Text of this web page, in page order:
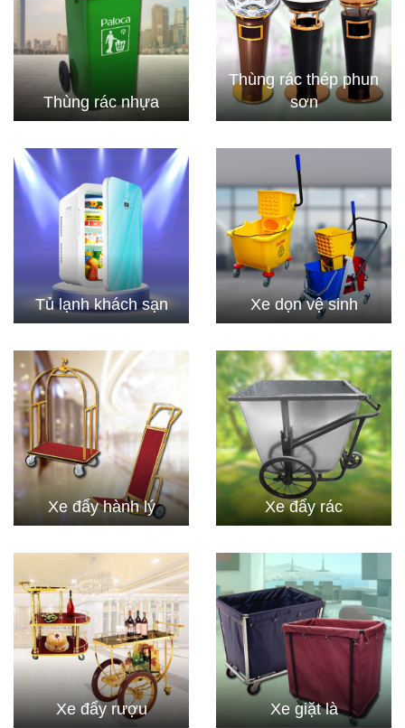
Thùng rác nhựa
Thùng rác thép phun
sơn
Tủ lạnh khách sạn Xe dọn vệ sinh
Xe đẩy hành lý Xe đẩy rác
Xe đẩy rượu Xe giặt là